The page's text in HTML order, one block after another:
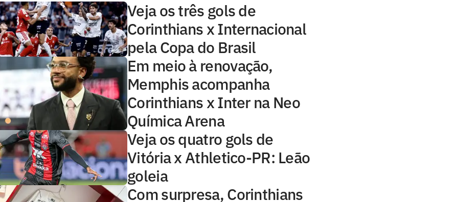
Veja os três gols de
Corinthians x Internacional
pela Copa do Brasil
Em meio à renovação,
Memphis acompanha
Corinthians x Inter na Neo
Química Arena
Veja os quatro gols de
Vitória x Athletico-PR: Leão
goleia
Com surpresa, Corinthians